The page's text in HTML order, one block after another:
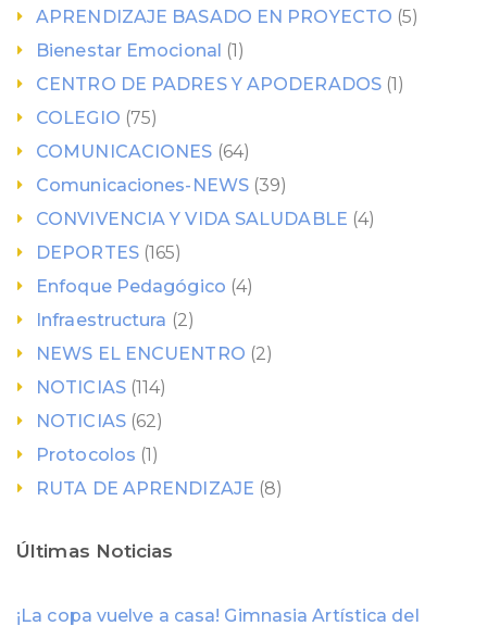
APRENDIZAJE BASADO EN PROYECTO (5)
Bienestar Emocional (1)
CENTRO DE PADRES Y APODERADOS(1)
COLEGIO (75)
COMUNICACIONES (64)
Comunicaciones-NEWS(39)
CONVIVENCIA Y VIDA SALUDABLE (4)
DEPORTES(165)
Enfoque Pedagógico (4)
Infraestructura (2)
NEWS EL ENCUENTRO (2)
NOTICIAS(114)
NOTICIAS(62)
Protocolos (1)
RUTA DE APRENDIZAJE (8)
Últimas Noticias
¡La copa vuelve a casa! Gimnasia Artística del